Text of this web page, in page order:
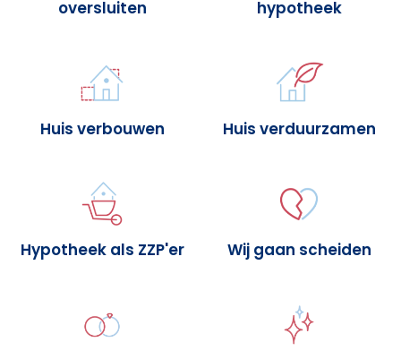
oversluiten
hypotheek
Huis verbouwen Huis verduurzamen
Hypotheek als ZZP'er Wij gaan scheiden